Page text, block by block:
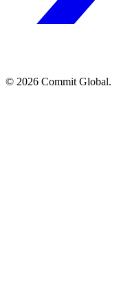
© 2026 Commit Global.